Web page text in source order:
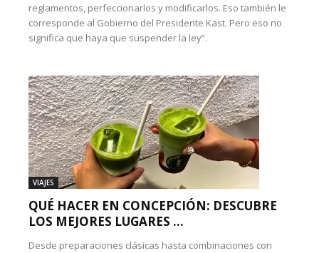
reglamentos, perfeccionarlos y modificarlos. Eso también le
corresponde al Gobierno del Presidente Kast. Pero eso no
significa que haya que suspender la ley”.
VIAJES
QUÉ HACER EN CONCEPCIÓN: DESCUBRE
LOS MEJORES LUGARES ...
Desde preparaciones clásicas hasta combinaciones con